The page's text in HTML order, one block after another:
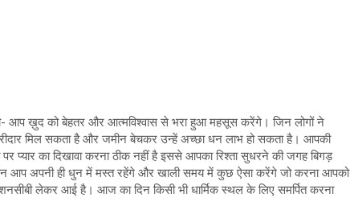
आप ख़ुद को बेहतर और आत्मविश्वास से भरा हुआ महसूस करेंगे। जिन लोगों ने
मिल सकता है और जमीन बेचकर उन्हें अच्छा धन लाभ हो सकता है। आपकी
पर प्यार का दिखावा करना ठीक नहीं है इससे आपका रिश्ता सुधरने की जगह बिगड़
अपनी ही धुन में मस्त रहेंगे और खाली समय में कुछ ऐसा करेंगे जो करना आपको
लेकर आई है। आज का दिन किसी भी धार्मिक स्थल के लिए समर्पित करना